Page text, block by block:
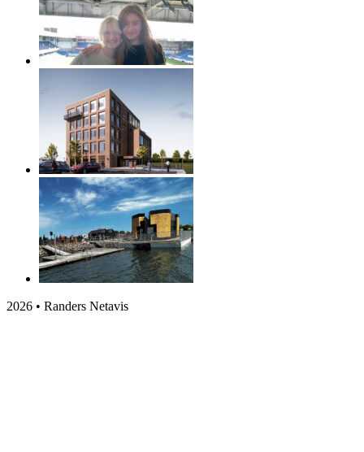
2026 • Randers Netavis